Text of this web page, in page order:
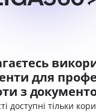
для
з
доступні тільки